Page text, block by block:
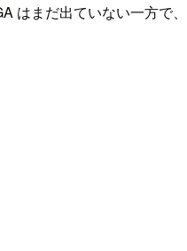
まだ出ていない一方で